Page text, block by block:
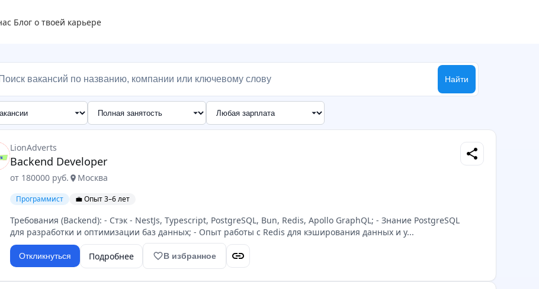
Блог о твоей карьере
Найти
LionAdverts
Backend Developer
от 180000 руб. location_on Москва
Программист 💼 Опыт 3–6 лет
Требования (Backend): - Стэк - NestJs, Typescript, PostgreSQL, Bun, Redis, Apollo GraphQL; - Знание PostgreSQL
для разработки и оптимизации баз данных; - Опыт работы с Redis для кэширования данных и у...
Откликнуться Подробнее favorite_borderВ избранное link
share